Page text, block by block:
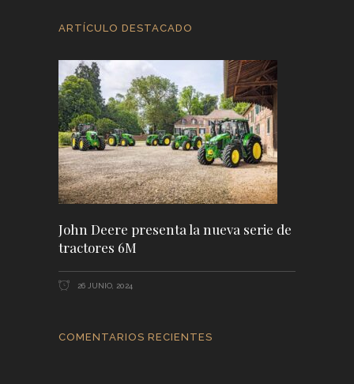
ARTÍCULO DESTACADO
John Deere presenta la nueva serie de
tractores 6M
26 JUNIO, 2024
COMENTARIOS RECIENTES